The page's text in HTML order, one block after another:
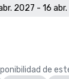
2027 - 16
de